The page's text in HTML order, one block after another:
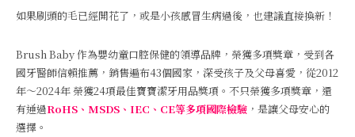
如果刷頭的毛已經開花了，或是小孩感冒生病過後，也建議直接換新！
Brush Baby 作為嬰幼童口腔保健的領導品牌，榮獲多項獎章，受到各
國牙醫師信賴推薦，銷售遍布43個國家，深受孩子及父母喜愛，從2012
年～2024年 榮獲24項最佳寶寶潔牙用品獎項。不只榮獲多項獎章，還
有通過RoHS、MSDS、IEC、CE等多項國際檢驗 ，是讓父母安心的
選擇。